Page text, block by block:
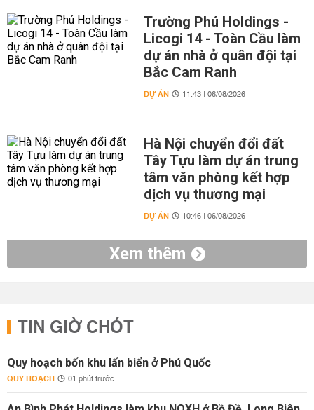
Trường Phú Holdings -
Licogi 14 - Toàn Cầu làm
dự án nhà ở quân đội tại
Bắc Cam Ranh
DỰ ÁN 11:43 | 06/08/2026
Hà Nội chuyển đổi đất
Tây Tựu làm dự án trung
tâm văn phòng kết hợp
dịch vụ thương mại
DỰ ÁN 10:46 | 06/08/2026
Xem thêm
TIN GIỜ CHÓT
Quy hoạch bốn khu lấn biển ở Phú Quốc
QUY HOẠCH 01 phút trước